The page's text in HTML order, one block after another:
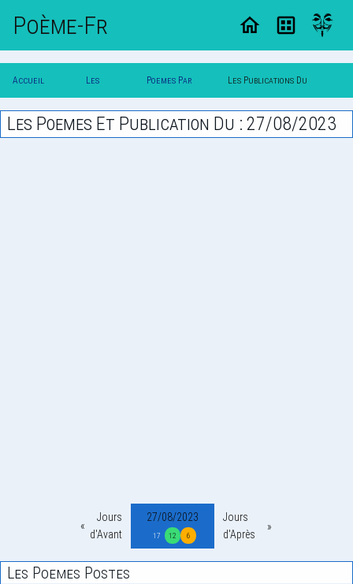
Poème-Fr
Accueil
Poesie
Les
Poesies
Poemes Par Les Publications Du
27/08/2023
Les Poemes Et Publication Du : 27/08/2023
Jours
d'Avant
27/08/2023
17 12 6
Jours
d'Après
Les Poemes Postes